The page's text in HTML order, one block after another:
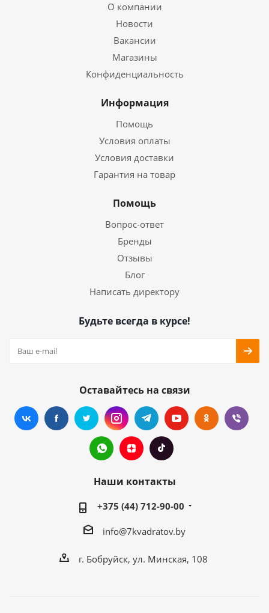
О компании
Новости
Вакансии
Магазины
Конфиденциальность
Информация
Помощь
Условия оплаты
Условия доставки
Гарантия на товар
Помощь
Вопрос-ответ
Бренды
Отзывы
Блог
Написать директору
Будьте всегда в курсе!
Оставайтесь на связи
Наши контакты
+375 (44) 712-90-00
info@7kvadratov.by
г. Бобруйск, ул. Минская, 108